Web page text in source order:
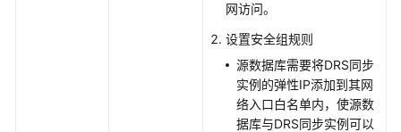
网访问。
设置安全组规则
源数据库需要将DRS同步
实例的弹性IP添加到其网
络入口白名单内，使源数
据库与DRS同步实例可以